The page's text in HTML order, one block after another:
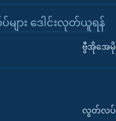
ား ဒေါင်းလုတ်ယူရန်
ဗွီအိုအေမို
လွတ်လပ်